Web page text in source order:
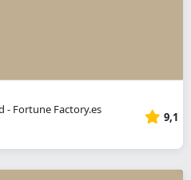
- Fortune Factory.es
9,1